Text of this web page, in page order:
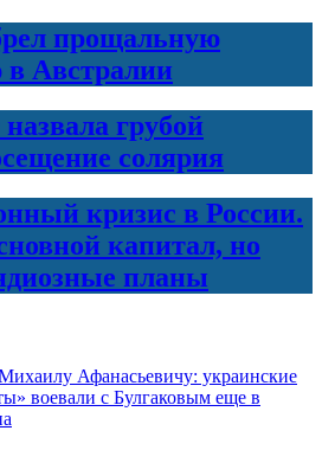
прощальную
в Австралии
грубой
солярия
кризис в России.
капитал, но
планы